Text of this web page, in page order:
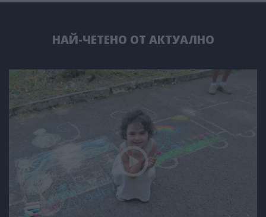
НАЙ-ЧЕТЕНО ОТ АКТУАЛНО